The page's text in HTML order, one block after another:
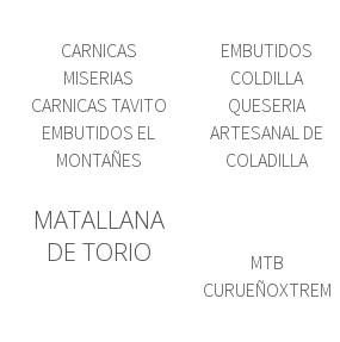
CARNICAS
MISERIAS
CARNICAS TAVITO
EMBUTIDOS EL
MONTAÑES
EMBUTIDOS
COLDILLA
QUESERIA
ARTESANAL DE
COLADILLA
MATALLANA
DE TORIO
MTB
CURUEÑOXTREM